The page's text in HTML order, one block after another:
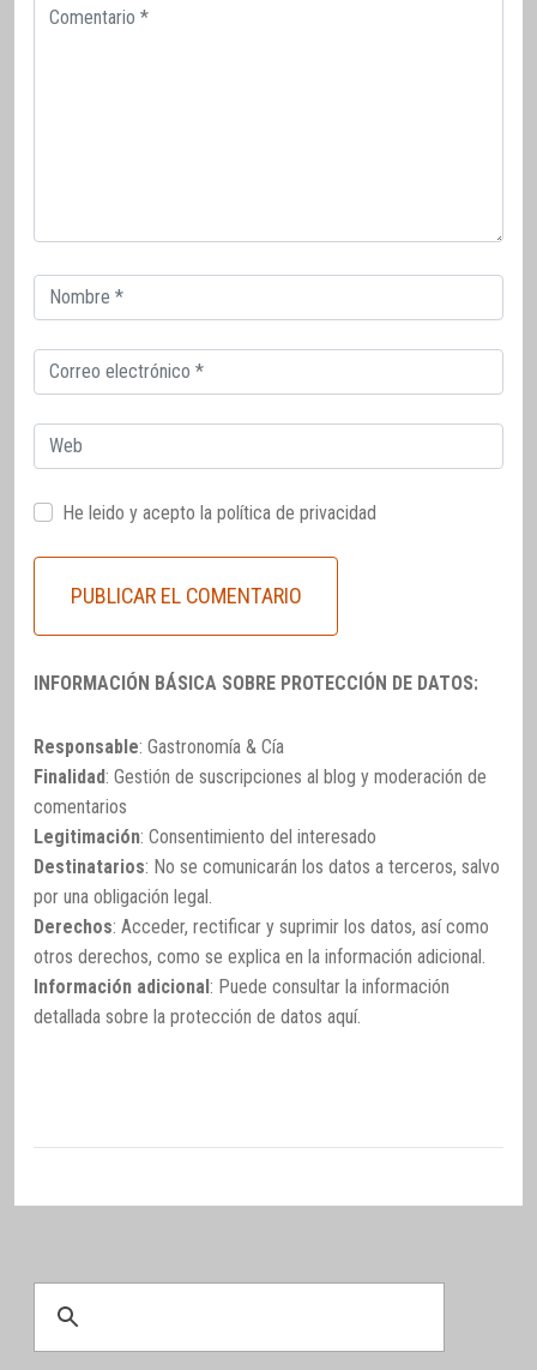
Comentario
Correo
electrónico
Correo
electrónico
Web
He leido y acepto la política de privacidad
INFORMACIÓN BÁSICA SOBRE PROTECCIÓN DE DATOS:
Responsable: Gastronomía & Cía
Finalidad: Gestión de suscripciones al blog y moderación de
comentarios
Legitimación: Consentimiento del interesado
Destinatarios: No se comunicarán los datos a terceros, salvo
por una obligación legal.
Derechos: Acceder, rectificar y suprimir los datos, así como
otros derechos, como se explica en la información adicional.
Información adicional: Puede consultar la información
detallada sobre la protección de datos aquí.